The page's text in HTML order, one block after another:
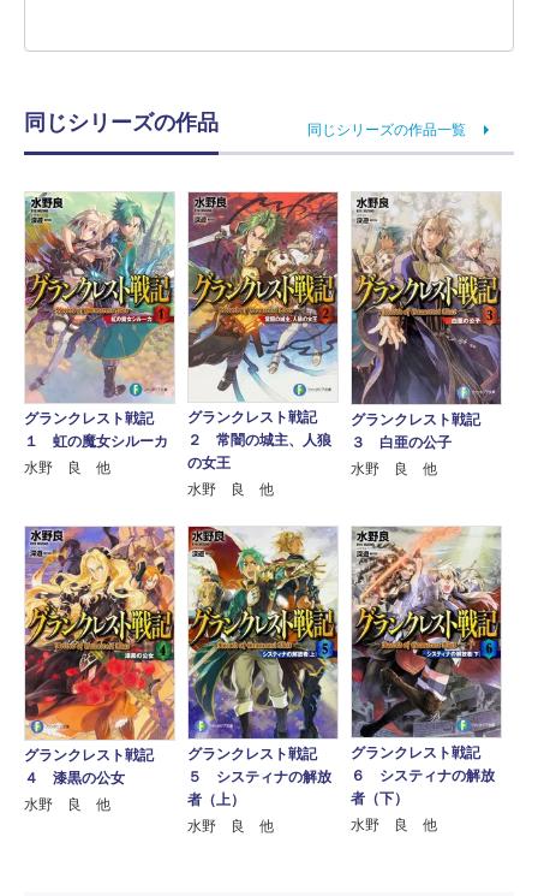
同じシリーズの作品 同じシリーズの作品一覧
グランクレスト戦記
１ 虹の魔女シルーカ
水野 良 他
グランクレスト戦記
２ 常闇の城主、人狼
の女王
水野 良 他
グランクレスト戦記
３ 白亜の公子
水野 良 他
グランクレスト戦記
４ 漆黒の公女
水野 良 他
グランクレスト戦記
５ システィナの解放
者（上）
水野 良 他
グランクレスト戦記
６ システィナの解放
者（下）
水野 良 他